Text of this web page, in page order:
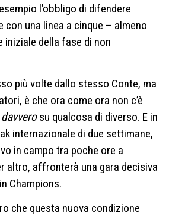
l’obbligo di difendere
con una linea a cinque – almeno
iniziale della fase di non
più volte dallo stesso Conte, ma
è che ora come ora non c’è
davverosu qualcosa di diverso. E in
internazionale di due settimane,
in campo tra poche ore a
altro, affronterà una gara decisiva
Champions.
che questa nuova condizione